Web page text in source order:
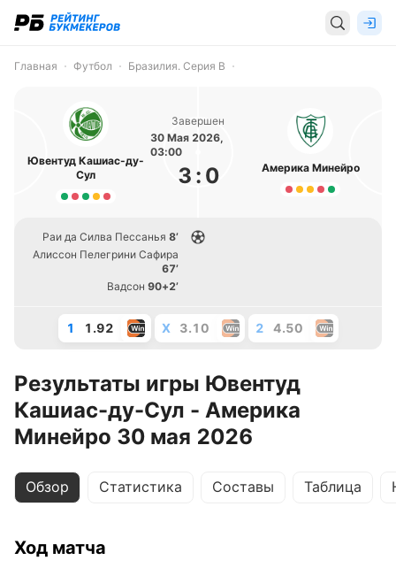
Главная Футбол Бразилия. Серия B
Ювентуд Кашиас-ду-
Сул
Завершен
30 Мая 2026,
03:00
3 : 0 Америка Минейро
Раи да Силва Пессанья 8’
Алиссон Пелегрини Сафира
67’
Вадсон 90+2’
1 1.92 X 3.10 2 4.50
Результаты игры Ювентуд
Кашиас-ду-Сул - Америка
Минейро 30 мая 2026
Обзор Статистика Составы Таблица
Ход матча